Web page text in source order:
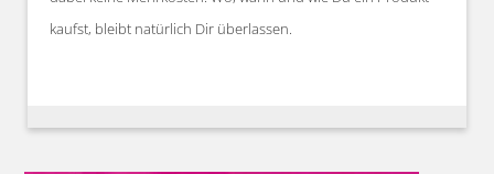
kaufst, bleibt natürlich Dir überlassen.